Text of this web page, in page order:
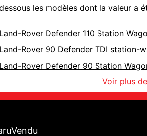
dessous les modèles dont la valeur a
Land-Rover Defender 110 Station
Land-Rover 90 Defender TDI station-
Land-Rover Defender 90 Station
Voir plus